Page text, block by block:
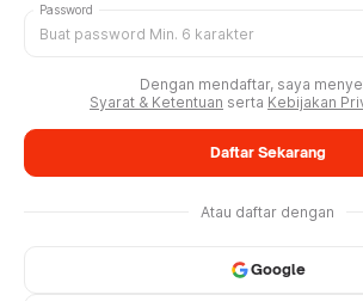
Password
Dengan mendaftar, saya
Syarat & Ketentuan serta Kebijakan
Daftar Sekarang
Atau daftar dengan
Google